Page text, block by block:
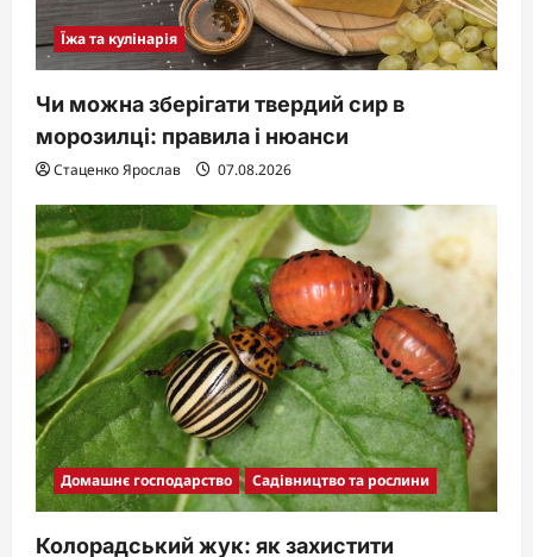
Їжа та кулінарія
Чи можна зберігати твердий сир в
морозилці: правила і нюанси
Стаценко Ярослав 07.08.2026
Домашнє господарство Садівництво та рослини
Колорадський жук: як захистити